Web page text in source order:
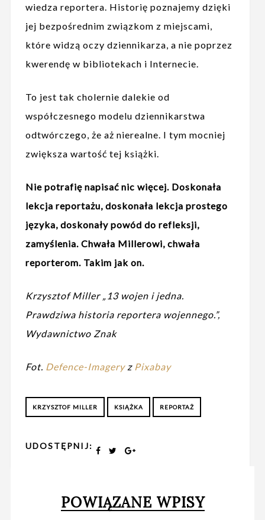
wiedza reportera. Historię poznajemy dzięki
jej bezpośrednim związkom z miejscami,
które widzą oczy dziennikarza, a nie poprzez
kwerendę w bibliotekach i Internecie.
To jest tak cholernie dalekie od
współczesnego modelu dziennikarstwa
odtwórczego, że aż nierealne. I tym mocniej
zwiększa wartość tej książki.
Nie potrafię napisać nic więcej. Doskonała
lekcja reportażu, doskonała lekcja prostego
języka, doskonały powód do refleksji,
zamyślenia. Chwała Millerowi, chwała
reporterom. Takim jak on.
Krzysztof Miller „13 wojen i jedna.
Prawdziwa historia reportera wojennego.”,
Wydawnictwo Znak
Fot. Defence-Imageryz Pixabay
KRZYSZTOF MILLER KSIĄŻKA REPORTAŻ
UDOSTĘPNIJ:
POWIĄZANE WPISY